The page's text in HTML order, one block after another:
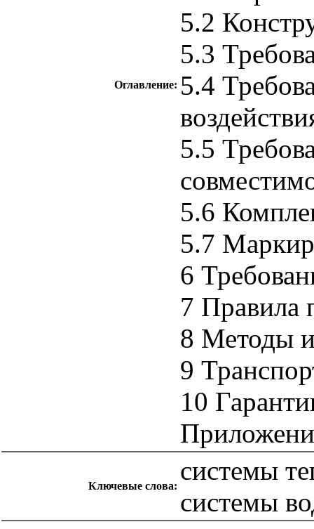
Оглавление:
5.2
5.3
5.4
5.5
5.6
5.7
6
7 Правила
8 Методы
9
10
Ключевые слова:
системы
системы